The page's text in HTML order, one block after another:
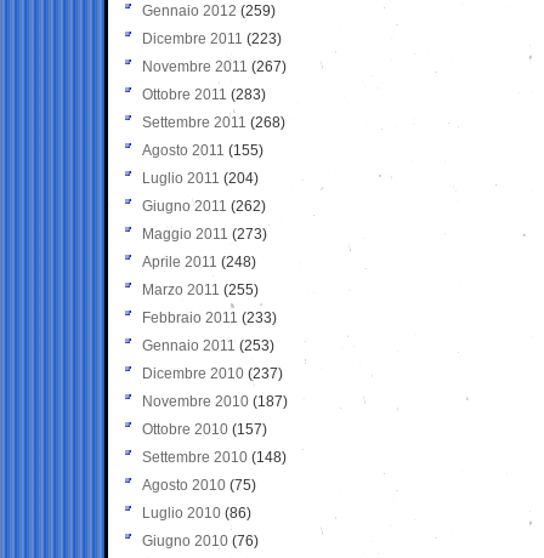
Gennaio 2012 (259)
Dicembre 2011 (223)
Novembre 2011 (267)
Ottobre 2011 (283)
Settembre 2011 (268)
Agosto 2011 (155)
Luglio 2011 (204)
Giugno 2011 (262)
Maggio 2011 (273)
Aprile 2011 (248)
Marzo 2011 (255)
Febbraio 2011 (233)
Gennaio 2011 (253)
Dicembre 2010 (237)
Novembre 2010 (187)
Ottobre 2010 (157)
Settembre 2010 (148)
Agosto 2010 (75)
Luglio 2010 (86)
Giugno 2010 (76)